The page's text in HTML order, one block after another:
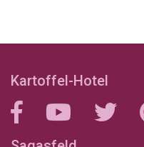
Kartoffel-Hotel